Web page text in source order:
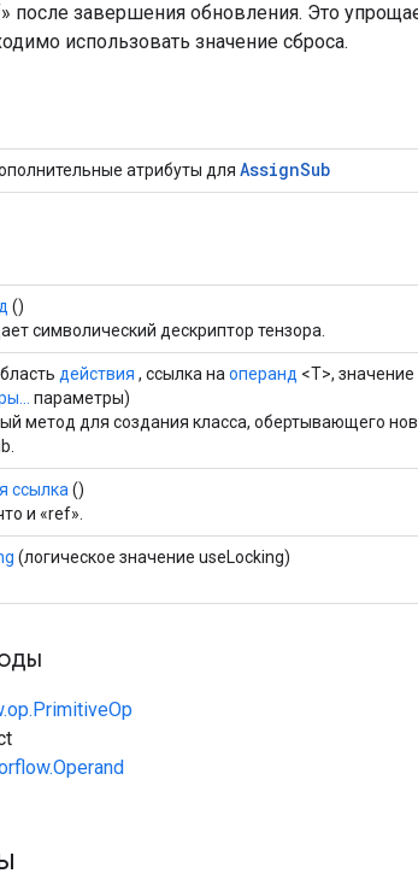
после завершения обновления. Это
использовать значение сброса.
атрибуты для AssignSub
()
символический дескриптор тензора.
действия , ссылка на операнд <T>, значение
параметры)
метод для создания класса, обертывающего
ссылка ()
и «ref».
(логическое значение useLocking)